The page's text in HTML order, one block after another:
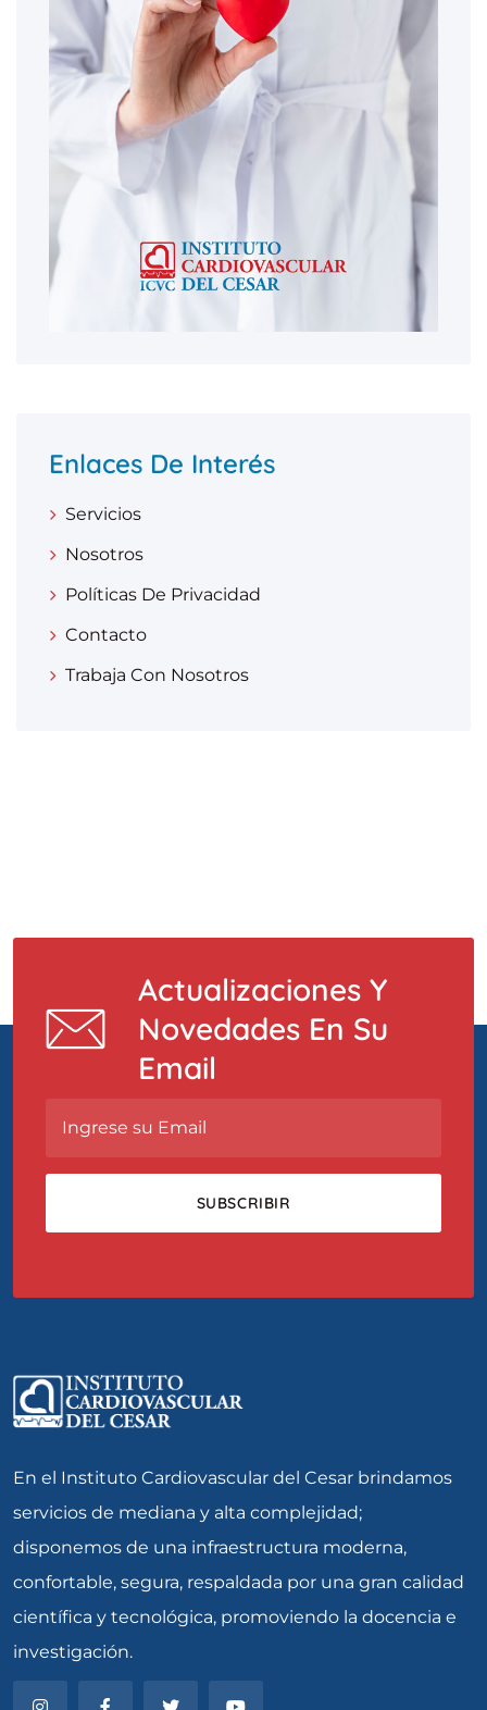
Enlaces De Interés
Servicios
Nosotros
Políticas De Privacidad
Contacto
Trabaja Con Nosotros
Actualizaciones Y
Novedades En Su
Email
En el Instituto Cardiovascular del Cesar brindamos
servicios de mediana y alta complejidad;
disponemos de una infraestructura moderna,
confortable, segura, respaldada por una gran calidad
científica y tecnológica, promoviendo la docencia e
investigación.